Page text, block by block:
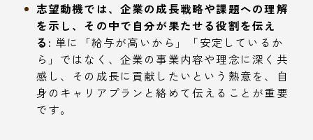
志望動機では、企業の成長戦略や課題への理解
を示し、その中で自分が果たせる役割を伝え
る: 単に「給与が高いから」「安定しているか
ら」ではなく、企業の事業内容や理念に深く共
感し、その成長に貢献したいという熱意を、自
身のキャリアプランと絡めて伝えることが重要
です。